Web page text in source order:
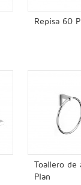
Repisa 60
Toallero de
Plan